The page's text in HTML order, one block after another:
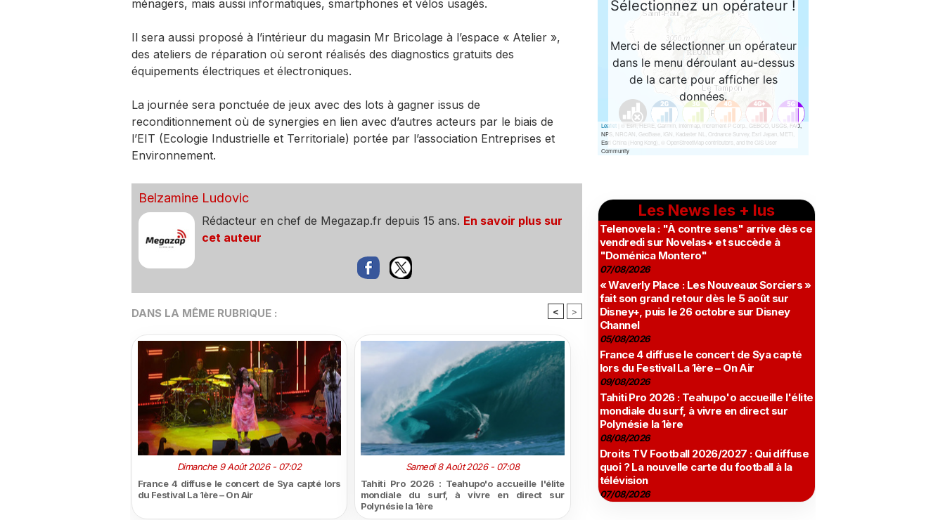
ménagers, mais aussi informatiques, smartphones et vélos usagés.
Il sera aussi proposé à l’intérieur du magasin Mr Bricolage à l’espace « Atelier »,
des ateliers de réparation où seront réalisés des diagnostics gratuits des
équipements électriques et électroniques.
La journée sera ponctuée de jeux avec des lots à gagner issus de
reconditionnement où de synergies en lien avec d’autres acteurs par le biais de
l’EIT (Ecologie Industrielle et Territoriale) portée par l’association Entreprises et
Environnement.
Belzamine Ludovic
Rédacteur en chef de Megazap.fr depuis 15 ans. En savoir plus sur
cet auteur
DANS LA MÊME RUBRIQUE : < >
Dimanche 9 Août 2026 - 07:02
France 4 diffuse le concert de Sya capté lors
du Festival La 1ère – On Air
Samedi 8 Août 2026 - 07:08
Tahiti Pro 2026 : Teahupo'o accueille l'élite
mondiale du surf, à vivre en direct sur
Polynésie la 1ère
Les News les + lus
Telenovela : "À contre sens" arrive dès ce
vendredi sur Novelas+ et succède à
"Doménica Montero"
07/08/2026
« Waverly Place : Les Nouveaux Sorciers »
fait son grand retour dès le 5 août sur
Disney+, puis le 26 octobre sur Disney
Channel
05/08/2026
France 4 diffuse le concert de Sya capté
lors du Festival La 1ère – On Air
09/08/2026
Tahiti Pro 2026 : Teahupo'o accueille l'élite
mondiale du surf, à vivre en direct sur
Polynésie la 1ère
08/08/2026
Droits TV Football 2026/2027 : Qui diffuse
quoi ? La nouvelle carte du football à la
télévision
07/08/2026